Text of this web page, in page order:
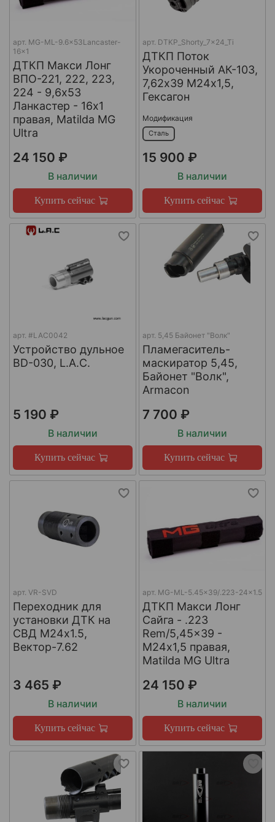
арт. MG-ML-9.6x53Lancaster-
16x1
ДТКП Макси Лонг
ВПО-221, 222, 223,
224 - 9,6x53
Ланкастер - 16x1
правая, Matilda MG
Ultra
24 150 ₽
В наличии
Купить сейчас
арт. DTKP_Shorty_7x24_Ti
ДТКП Поток
Укороченный АК-103,
7,62х39 М24х1,5,
Гексагон
Модификация
Сталь
15 900 ₽
В наличии
Купить сейчас
арт. #LAC0042
Устройство дульное
BD-030, L.A.C.
5 190 ₽
В наличии
Купить сейчас
арт. 5,45 Байонет "Волк"
Пламегаситель-
маскиратор 5,45,
Байонет "Волк",
Armacon
7 700 ₽
В наличии
Купить сейчас
арт. VR-SVD
Переходник для
установки ДТК на
СВД М24х1.5,
Вектор-7.62
3 465 ₽
В наличии
Купить сейчас
арт. MG-ML-5.45x39/.223-24x1.5
ДТКП Макси Лонг
Сайга - .223
Rem/5,45x39 -
М24x1,5 правая,
Matilda MG Ultra
24 150 ₽
В наличии
Купить сейчас